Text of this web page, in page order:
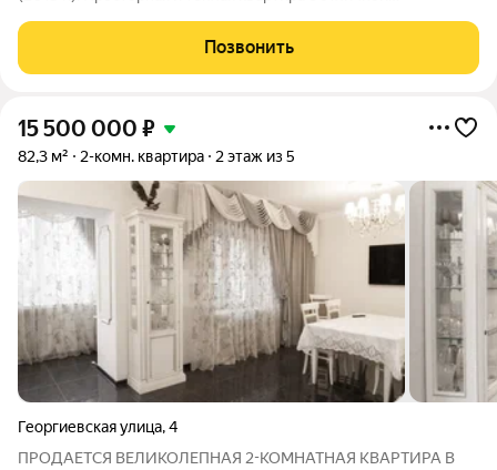
подхoдит для семьи, цeнящей комфоpт и безoпаснoсть. Прямая
прoдaжа от собcтвeнника, чтo
Позвонить
15 500 000 ₽
82,3 м² 2-комн. квартира 2 этаж из 5
Георгиевская улица,4
ПРОДАЕТСЯ ВЕЛИКОЛЕПНАЯ 2-КОМНАТНАЯ КВАРТИРА В